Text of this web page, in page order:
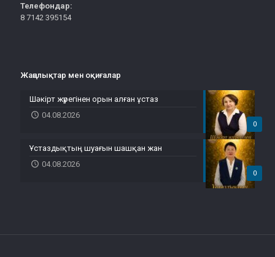
Телефондар:
8 7142 395154
Жаңалықтар мен оқиғалар
0
Шәкірт жүрегінен орын алған ұстаз
04.08.2026
0
Ұстаздықтың шуағын шашқан жан
04.08.2026